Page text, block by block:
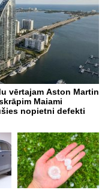
vērtajam Aston Martin
Maiami
nopietni defekti